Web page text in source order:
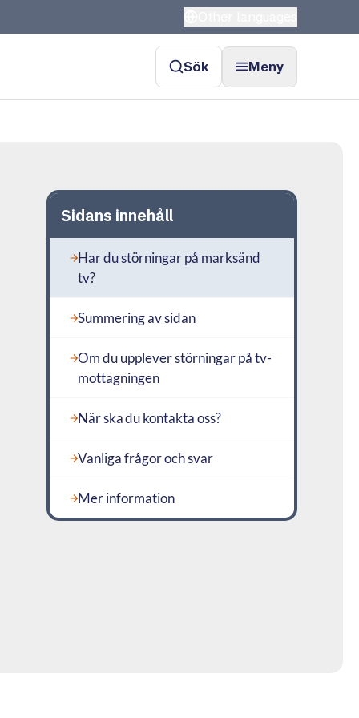
Sök Meny
Sidans innehåll
Har du störningar på marksänd
tv?
Summering av sidan
Om du upplever störningar på tv-
mottagningen
När ska du kontakta oss?
Vanliga frågor och svar
Mer information